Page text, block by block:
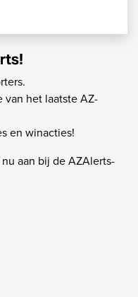
van het laatste AZ-
en winacties!
aan bij de AZAlerts-